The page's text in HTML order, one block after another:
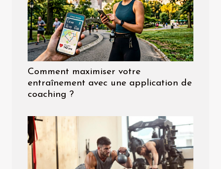
Comment maximiser votre
entraînement avec une application de
coaching ?